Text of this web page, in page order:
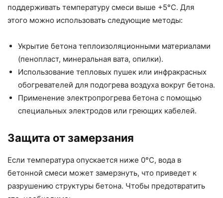
поддерживать температуру смеси выше +5°C. Для
этого можно использовать следующие методы:
Укрытие бетона теплоизоляционными материалами
(пенопласт, минеральная вата, опилки).
Использование тепловых пушек или инфракрасных
обогревателей для подогрева воздуха вокруг бетона.
Применение электропрогрева бетона с помощью
специальных электродов или греющих кабелей.
Защита от замерзания
Если температура опускается ниже 0°C, вода в
бетонной смеси может замерзнуть, что приведет к
разрушению структуры бетона. Чтобы предотвратить